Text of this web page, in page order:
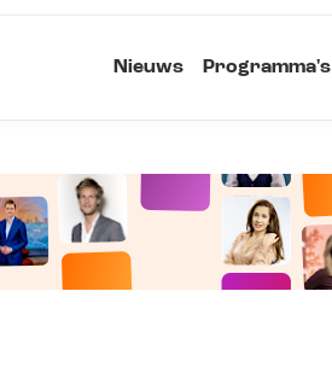
Nieuws Programma's